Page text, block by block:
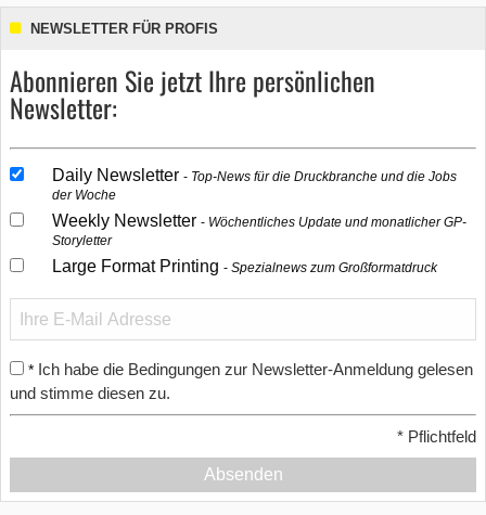
NEWSLETTER FÜR PROFIS
Abonnieren Sie jetzt Ihre persönlichen
Newsletter:
Daily Newsletter
Top-News für die Druckbranche und die Jobs
der Woche
Weekly Newsletter
Wöchentliches Update und monatlicher GP-
Storyletter
Large Format Printing Spezialnews zum Großformatdruck
* Ich habe die Bedingungen zur Newsletter-Anmeldung gelesen
und stimme diesen zu.
* Pflichtfeld
Absenden